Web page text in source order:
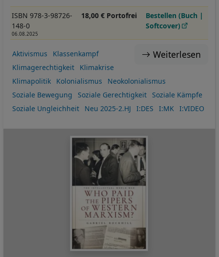
ISBN 978-3-98726-
148-0
06.08.2025
18,00 € Portofrei
Bestellen (Buch |
Softcover)
Weiterlesen
Aktivismus
Klassenkampf
Klimagerechtigkeit
Klimakrise
Klimapolitik
Kolonialismus
Neokolonialismus
Soziale Bewegung
Soziale Gerechtigkeit
Soziale Kämpfe
Soziale Ungleichheit
Neu 2025-2.HJ I:DES I:MK I:VIDEO